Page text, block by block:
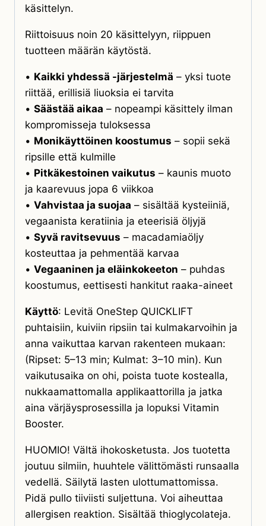
käsittelyn.
Riittoisuus noin 20 käsittelyyn, riippuen
tuotteen määrän käytöstä.
• Kaikki yhdessä -järjestelmä – yksi tuote
riittää, erillisiä liuoksia ei tarvita
• Säästää aikaa – nopeampi käsittely ilman
kompromisseja tuloksessa
• Monikäyttöinen koostumus – sopii sekä
ripsille että kulmille
• Pitkäkestoinen vaikutus – kaunis muoto
ja kaarevuus jopa 6 viikkoa
• Vahvistaa ja suojaa – sisältää kysteiiniä,
vegaanista keratiinia ja eteerisiä öljyjä
• Syvä ravitsevuus – macadamiaöljy
kosteuttaa ja pehmentää karvaa
• Vegaaninen ja eläinkokeeton – puhdas
koostumus, eettisesti hankitut raaka-aineet
Käyttö: Levitä OneStep QUICKLIFT
puhtaisiin, kuiviin ripsiin tai kulmakarvoihin ja
anna vaikuttaa karvan rakenteen mukaan:
(Ripset: 5–13 min; Kulmat: 3–10 min). Kun
vaikutusaika on ohi, poista tuote kostealla,
nukkaamattomalla applikaattorilla ja jatka
aina värjäysprosessilla ja lopuksi Vitamin
Booster.
HUOMIO! Vältä ihokosketusta. Jos tuotetta
joutuu silmiin, huuhtele välittömästi runsaalla
vedellä. Säilytä lasten ulottumattomissa.
Pidä pullo tiiviisti suljettuna. Voi aiheuttaa
allergisen reaktion. Sisältää thioglycolateja.